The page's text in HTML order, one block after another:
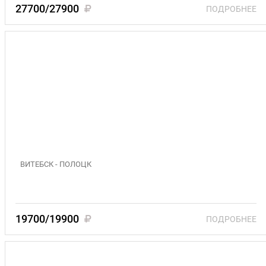
27700/27900 ПОДРОБНЕЕ
ВИТЕБСК - ПОЛОЦК
19700/19900 ПОДРОБНЕЕ